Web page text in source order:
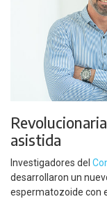
asistida
Investigadores del
desarrollaron un
espermatozoide con